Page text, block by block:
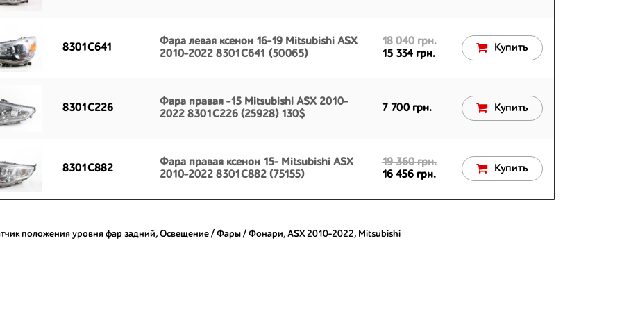
8301C641
Фара левая ксенон 16-19 Mitsubishi ASX
2010-2022 8301C641 (50065)
18 040 грн.
15 334 грн.
Купить
8301C226
Фара правая -15 Mitsubishi ASX 2010-
2022 8301C226 (25928) 130$
7 700 грн. Купить
8301C882
Фара правая ксенон 15- Mitsubishi ASX
2010-2022 8301C882 (75155)
19 360 грн.
16 456 грн.
Купить
положения уровня фар задний, Освещение / Фары / Фонари, ASX 2010-2022, Mitsubishi